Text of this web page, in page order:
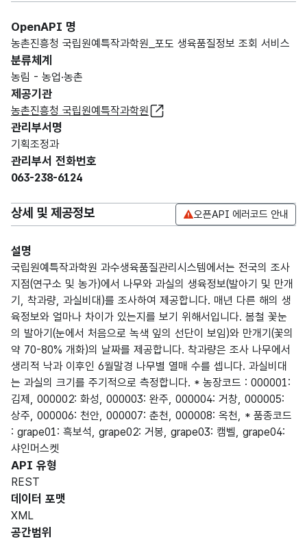
OpenAPI 명
농촌진흥청 국립원예특작과학원_포도 생육품질정보 조회 서비스
분류체계
농림 - 농업·농촌
제공기관
농촌진흥청 국립원예특작과학원
관리부서명
기획조정과
관리부서 전화번호
063-238-6124
상세 및 제공정보 오픈API 에러코드 안내
설명
국립원예특작과학원 과수생육품질관리시스템에서는 전국의 조사
지점(연구소 및 농가)에서 나무와 과실의 생육정보(발아기 및 만개
기, 착과량, 과실비대)를 조사하여 제공합니다. 매년 다른 해의 생
육정보와 얼마나 차이가 있는지를 보기 위해서입니다. 봄철 꽃눈
의 발아기(눈에서 처음으로 녹색 잎의 선단이 보임)와 만개기(꽃의
약 70-80% 개화)의 날짜를 제공합니다. 착과량은 조사 나무에서
생리적 낙과 이후인 6월말경 나무별 열매 수를 셉니다. 과실비대
는 과실의 크기를 주기적으로 측정합니다. * 농장코드 : 000001:
김제, 000002: 화성, 000003: 완주, 000004: 거창, 000005:
상주, 000006: 천안, 000007: 춘천, 000008: 옥천, * 품종코드
: grape01: 흑보석, grape02: 거봉, grape03: 캠벨, grape04:
샤인머스켓
API 유형
REST
데이터 포맷
XML
공간범위